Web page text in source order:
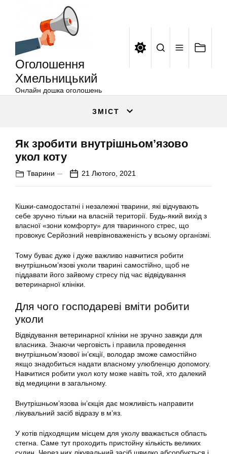
Оголошення
Хмельницький
Онлайн дошка оголошень
ЗМІСТ
Як зробити внутрішньом’язово
укол коту
Тварини 21 Лютого, 2021
Кішки-самодостатні і незалежні тварини, які відчувають
себе зручно тільки на власній території. Будь-який вихід з
власної «зони комфорту» для тваринного стрес, що
провокує Серйозний неврівноваженість у всьому організмі.
Тому буває дуже і дуже важливо навчитися робити
внутрішньом’язові уколи тварині самостійно, щоб не
піддавати його зайвому стресу під час відвідування
ветеринарної клініки.
Для чого господареві вміти робити
уколи
Відвідування ветеринарної клініки не зручно завжди для
власника. Знаючи черговість і правила проведення
внутрішньом’язової ін’єкції, володар зможе самостійно
якщо знадобиться надати власному улюбленцю допомогу.
Навчитися робити укол коту може навіть той, хто далекий
від медицини в загальному.
Внутрішньом’язова ін’єкція дає можливість направити
лікувальний засіб відразу в м’яз.
У котів підходящим місцем для уколу вважається область
стегна. Саме тут проходить пристойну кількість великих